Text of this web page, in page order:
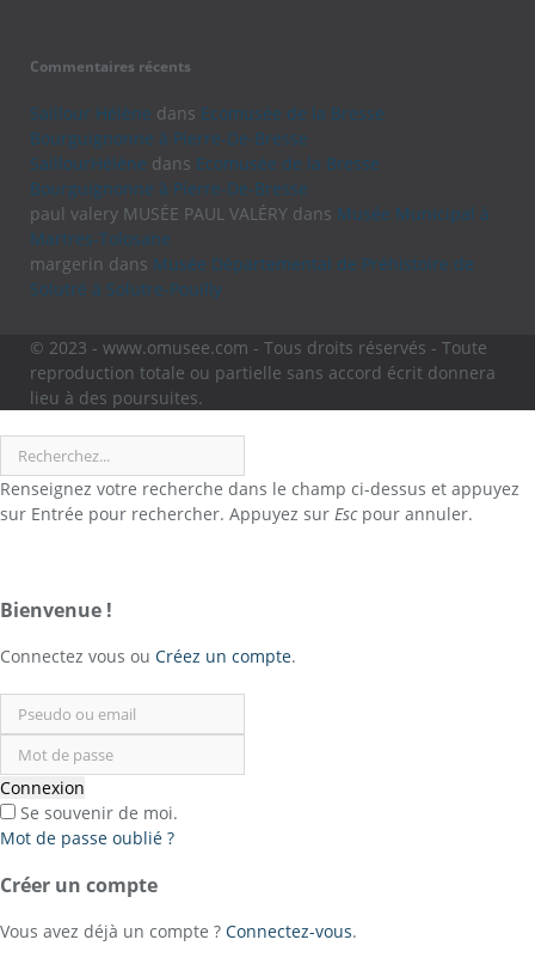
Commentaires récents
Saillour Hélène dans Ecomusée de la Bresse
Bourguignonne à Pierre-De-Bresse
SaillourHélène dans Ecomusée de la Bresse
Bourguignonne à Pierre-De-Bresse
paul valery MUSÉE PAUL VALÉRY dans Musée Municipal à
Martres-Tolosane
margerin dans Musée Départemental de Préhistoire de
Solutré à Solutre-Pouilly
© 2023 - www.omusee.com - Tous droits réservés - Toute
reproduction totale ou partielle sans accord écrit donnera
lieu à des poursuites.
Renseignez votre recherche dans le champ ci-dessus et appuyez
sur Entrée pour rechercher. Appuyez sur Escpour annuler.
or
Register
Bienvenue !
Connectez vous ou Créez un compte.
Connexion
Se souvenir de moi.
Mot de passe oublié ?
Créer un compte
Vous avez déjà un compte ? Connectez-vous.